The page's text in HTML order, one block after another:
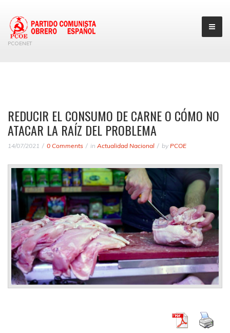
PCOENET
REDUCIR EL CONSUMO DE CARNE O CÓMO NO
ATACAR LA RAÍZ DEL PROBLEMA
14/07/2021 0 Comments in Actualidad Nacional by PCOE